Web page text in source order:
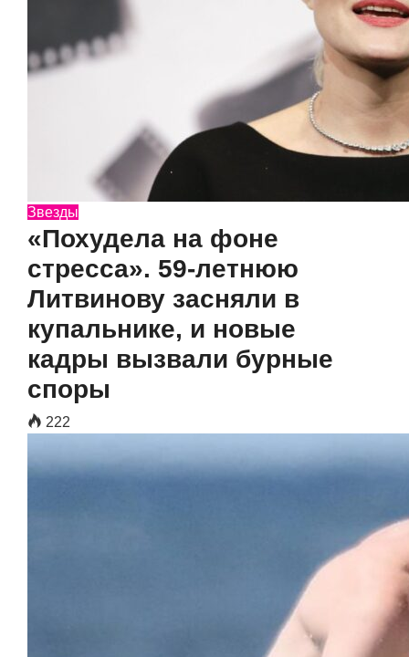
Звезды
«Похудела на фоне
стресса». 59-летнюю
Литвинову засняли в
купальнике, и новые
кадры вызвали бурные
споры
222